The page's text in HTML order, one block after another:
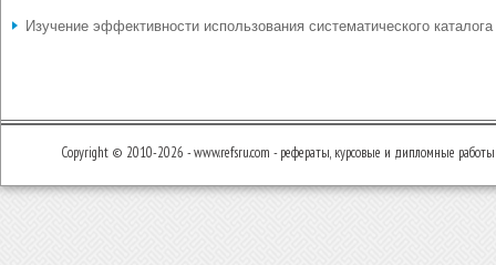
Изучение эффективности использования систематического каталога
Copyright © 2010-2026 - www.refsru.com - рефераты, курсовые и дипломные работы